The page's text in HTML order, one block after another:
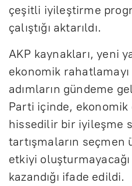
çeşitli iyileştirme
çalıştığı aktarıldı.
AKP kaynakları, yeni
ekonomik rahatlamayı
adımların gündeme
Parti içinde,
hissedilir bir iyileşme
tartışmaların seçmen
etkiyi oluşturmayacağı
kazandığı ifade edildi.